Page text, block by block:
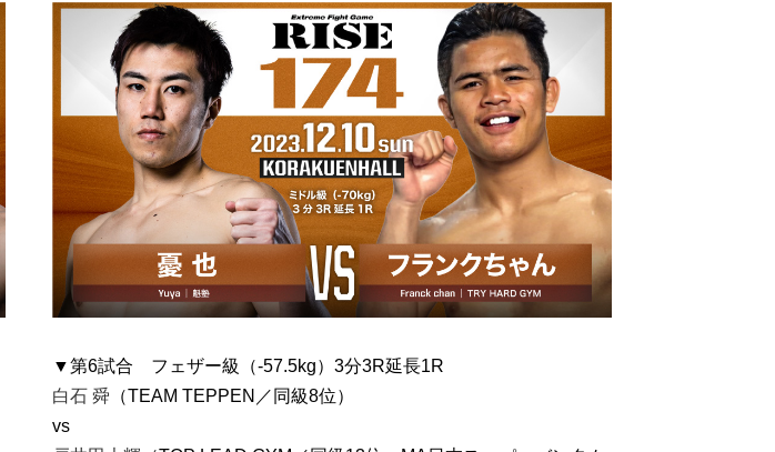
▼第6試合 フェザー級（-57.5kg）3分3R延長1R
白石 舜 （TEAM TEPPEN／同級8位）
vs